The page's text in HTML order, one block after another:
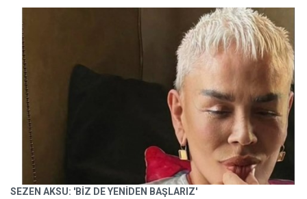
SEZEN AKSU: 'BİZ DE YENİDEN BAŞLARIZ'